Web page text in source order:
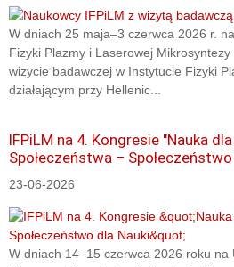
W dniach 25 maja–3 czerwca 2026 r.
Fizyki Plazmy i Laserowej
wizycie badawczej w Instytucie Fizyki
działającym przy Hellenic...
IFPiLM na 4. Kongresie "Nauka dla
Społeczeństwa –
23-06-2026
W dniach 14–15 czerwca 2026 roku na